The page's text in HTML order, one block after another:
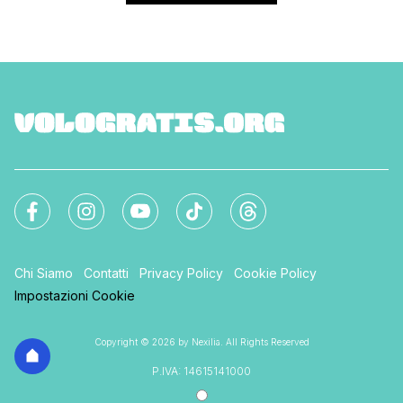
Chi Siamo Contatti Privacy Policy
Cookie Policy
Impostazioni Cookie
Copyright © 2026 by Nexilia. All Rights Reserved
P.IVA: 14615141000